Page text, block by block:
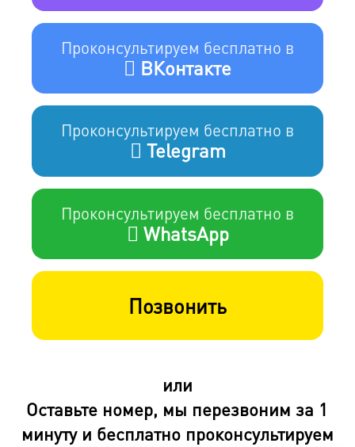
Проконсультируем бесплатно в
ВКонтакте
Проконсультируем бесплатно в
Telegram
Проконсультируем бесплатно в
WhatsApp
Позвонить
или
Оставьте номер, мы перезвоним за 1
минуту и бесплатно проконсультируем